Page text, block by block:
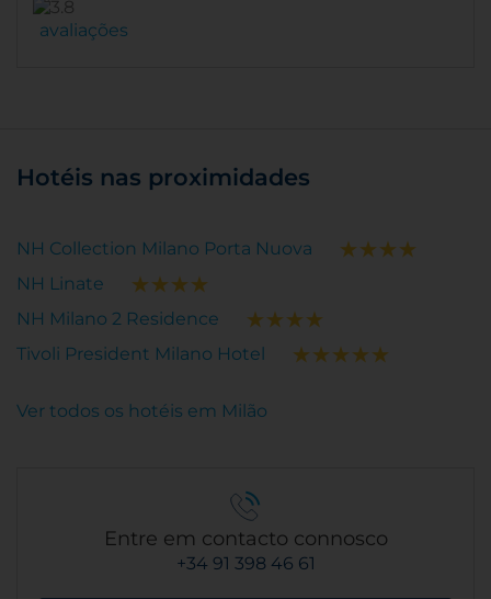
avaliações
Hotéis nas proximidades
NH Collection Milano Porta Nuova
NH Linate
NH Milano 2 Residence
Tivoli President Milano Hotel
Ver todos os hotéis em Milão
Entre em contacto connosco
+34 91 398 46 61